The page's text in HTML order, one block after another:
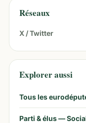
Réseaux
X / Twitter
Explorer aussi
Tous les
Parti & élus —